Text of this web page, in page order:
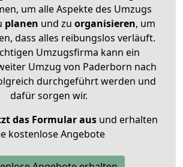
um alle Aspekte des Umzugs
planen und zu organisieren, um
dass alles reibungslos verläuft.
Umzugsfirma kann ein
Umzug von Paderborn nach
durchgeführt werden und
dafür sorgen wir.
das Formular ausund erhalten
kostenlose Angebote